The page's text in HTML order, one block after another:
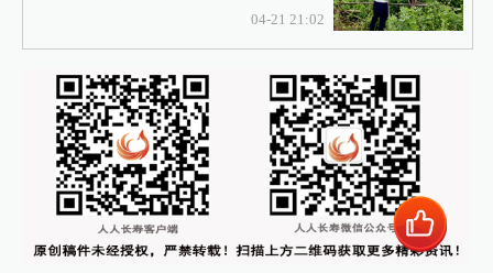
04-21 21:02